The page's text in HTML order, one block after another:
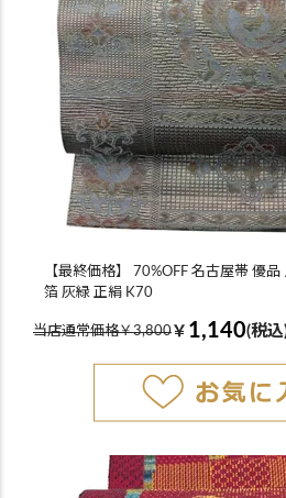
【最終価格】 70%OFF 名古屋帯 優
箔 灰緑 正絹 K70
当店通常価格￥3,800￥ 1,140(税込